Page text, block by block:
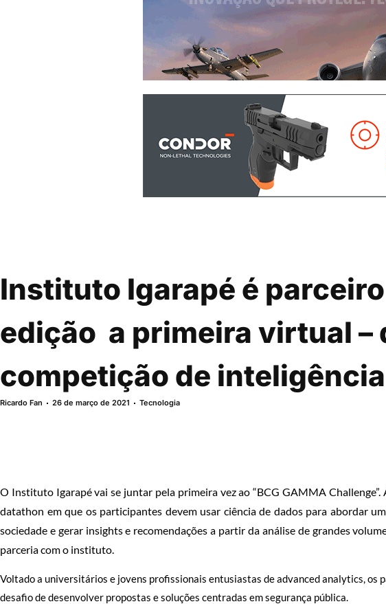
Instituto Igarapé é
edição  a primeira virtual –
competição de
Ricardo Fan 26 de março de 2021 Tecnologia
O Instituto Igarapé vai se juntar pela primeira vez ao “BCG GAMMA
datathon em que os participantes devem usar ciência de dados para abordar
sociedade e gerar insights e recomendações a partir da análise de grandes
parceria com o instituto.
Voltado a universitários e jovens profissionais entusiastas de advanced analytics, os
desafio de desenvolver propostas e soluções centradas em segurança pública.